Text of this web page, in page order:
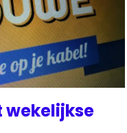
wekelijkse